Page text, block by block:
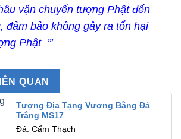
vận chuyển tượng Phật đến
đảm bảo không gây ra tổn hại
Phật ’’’
QUAN
Tượng Địa Tạng Vương Bằng Đá
Trắng MS17
Đá: Cẩm Thạch